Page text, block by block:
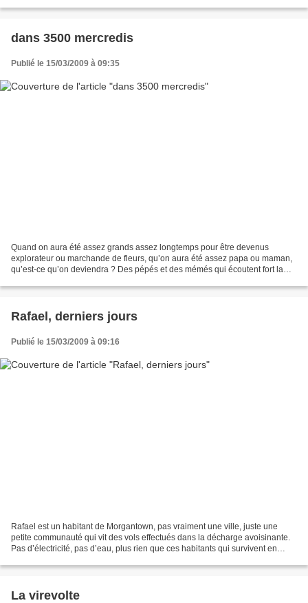
dans 3500 mercredis
Publié le 15/03/2009 à 09:35
Quand on aura été assez grands assez longtemps pour être devenus
explorateur ou marchande de fleurs, qu’on aura été assez papa ou maman,
qu’est-ce qu’on deviendra ? Des pépés et des mémés qui écoutent fort la
Rafael, derniers jours
Publié le 15/03/2009 à 09:16
Rafael est un habitant de Morgantown, pas vraiment une ville, juste une
petite communauté qui vit des vols effectués dans la décharge avoisinante.
Pas d’électricité, pas d’eau, plus rien que ces habitants qui survivent en
La virevolte